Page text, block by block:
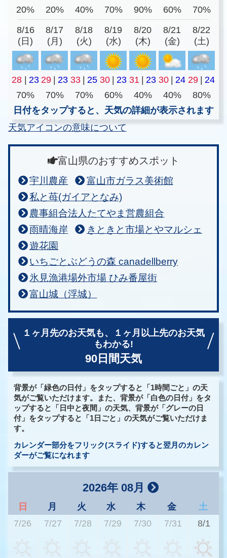
20%
20% 40% 70% 90% 60% 70%
8/16
(日)
8/17
(月)
8/18
(火)
8/19
(水)
8/20
(木)
8/21
(金)
8/22
(土)
28 | 23 29 | 23 33 | 25 30 | 23 31 | 23 30 | 24 29 | 24
70%
70% 70% 60% 40% 40%
80%
日付をタップすると、天気の詳細が表示されます
天気アイコンの意味について
富山県のおすすめスポット
宇川農産
富山市ガラス美術館
私と苺(ガイアとなみ)
農事組合法人たてやま営農組合
雨晴海岸
きときと市場とやマルシェ
遊花園
いちごとぶどうの森 canadellberry
氷見漁港場外市場 ひみ番屋街
富山城（浮城）
１ヶ月先のお天気も、
１ヶ月以上先のお天気
もわかる!
90日間天気
背景が「緑色の日付」をタップすると「1時間ごと」の天
気がご覧いただけます。また、背景が「白色の日付」をタ
ップすると「日中と夜間」の天気、背景が「グレーの日
付」をタップすると「1日ごと」の天気がご覧いただけま
す。
カレンダー部分をフリック(スライド)すると翌月のカレン
ダーがご覧になれます
2026年 08月
日 月 火 水 木 金
土
7/26
7/27 7/28 7/29 7/30 7/31 8/1